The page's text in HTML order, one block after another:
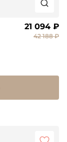
21 094 ₽
42 188 ₽